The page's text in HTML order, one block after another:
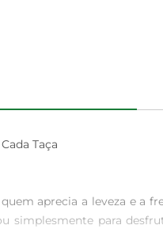
Taça
aprecia a leveza e
simplesmente para